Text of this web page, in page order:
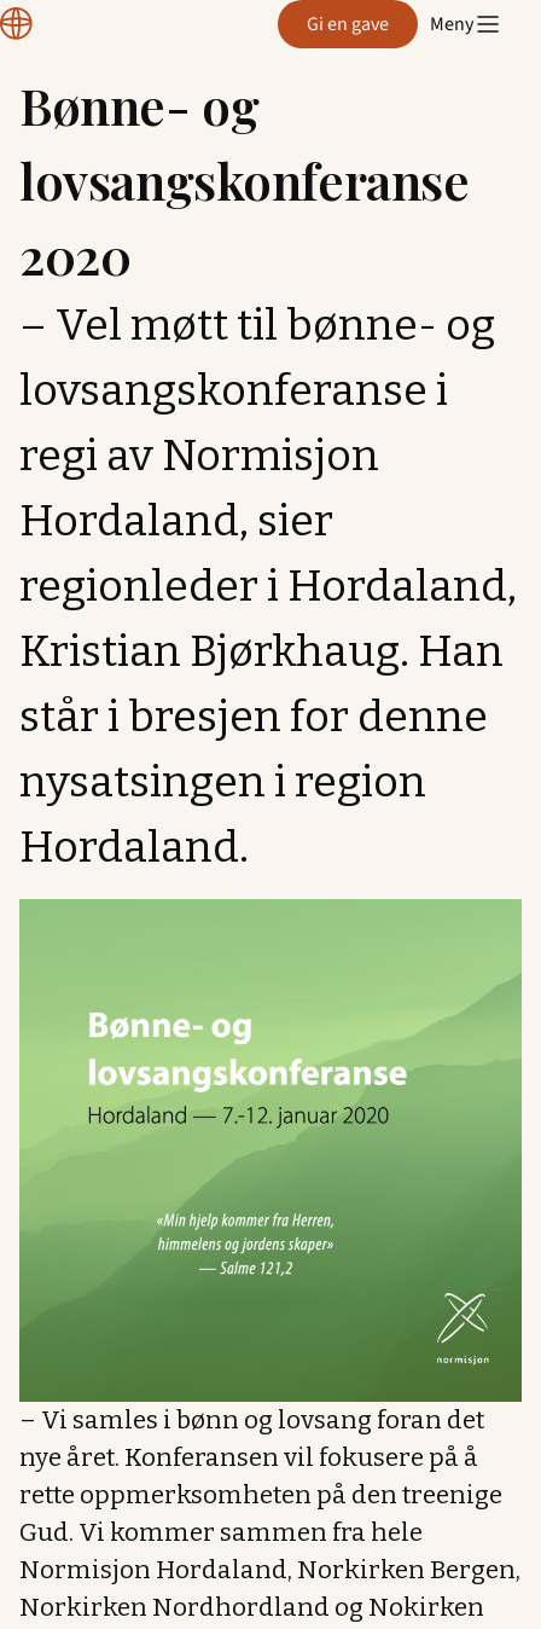
Hopp
innhold
Normisjon
Hordaland
Gi en gave Meny
Bønne- og
lovsangskonferanse
2020
– Vel møtt til bønne- og
lovsangskonferanse i
regi av Normisjon
Hordaland, sier
regionleder i Hordaland,
Kristian Bjørkhaug. Han
står i bresjen for denne
nysatsingen i region
Hordaland.
– Vi samles i bønn og lovsang foran det
nye året. Konferansen vil fokusere på å
rette oppmerksomheten på den treenige
Gud. Vi kommer sammen fra hele
Normisjon Hordaland, Norkirken Bergen,
Norkirken Nordhordland og Nokirken